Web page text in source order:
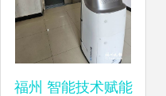
福州 智能技术赋能